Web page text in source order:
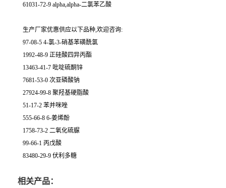
61031-72-9 alpha,alpha-二氯苯乙酸
生产厂家优惠供应以下品种,欢迎咨询:
97-08-5 4-氯-3-硝基苯磺酰氯
1992-48-9 正硅酸四异丙酯
13463-41-7 吡啶硫酮锌
7681-53-0 次亚磷酸钠
27924-99-8 聚羟基硬脂酸
51-17-2 苯并咪唑
555-66-8 6-姜烯酚
1758-73-2 二氧化硫脲
99-66-1 丙戊酸
83480-29-9 伏利多糖
相关产品：